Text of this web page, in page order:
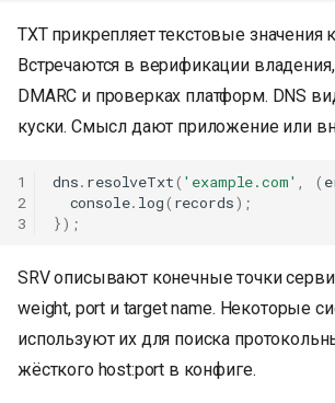
TXT прикрепляет текстовые значения
Встречаются в верификации владения,
DMARC и проверках платформ. DNS
куски. Смысл дают приложение или
1
2
3
dns. resolveTxt( 'example.com' (
console. log( records);
});
SRV описывают конечные точки
weight, port и target name. Некоторые
используют их для поиска
жёсткого host:port в конфиге.